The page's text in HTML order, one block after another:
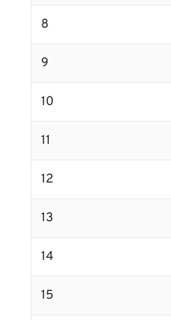
8
9
10
11
12
13
14
15